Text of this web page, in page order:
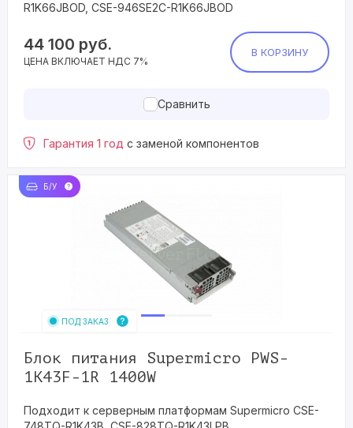
R1K66JBOD, CSE-946SE2C-R1K66JBOD
44 100 руб.
ЦЕНА ВКЛЮЧАЕТ НДС 7%
В КОРЗИНУ
Сравнить
Гарантия 1 год с заменой компонентов
Б/У
ПОД ЗАКАЗ
Блок питания Supermicro PWS-
1K43F-1R 1400W
Подходит к серверным платформам Supermicro CSE-